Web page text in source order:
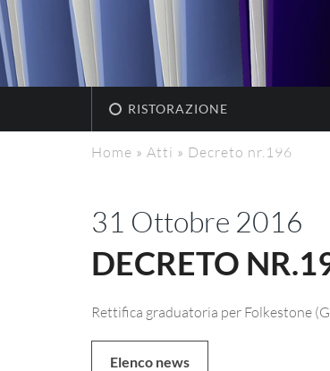
RISTORAZIONE
Home » Atti » Decreto nr.196
31 Ottobre 2016
DECRETO
Rettifica graduatoria per Folkestone
Elenco news